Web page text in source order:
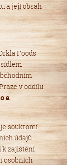
a její obsah
Foods
sídlem
v oddílu
a
soukromí
údajů.
k zajištění
osobních